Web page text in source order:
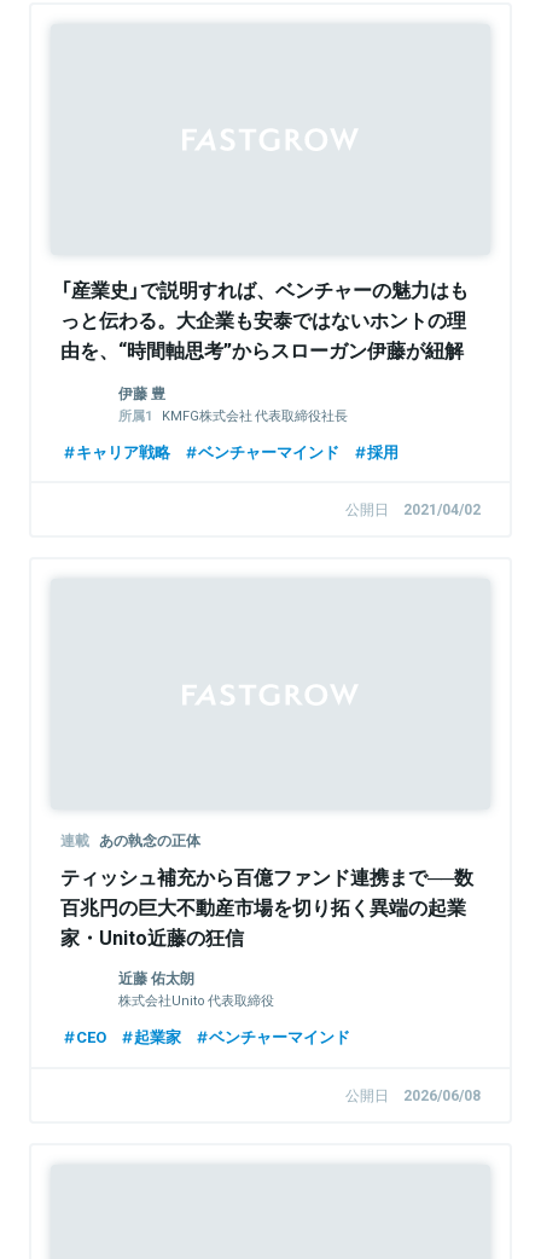
「産業史」で説明すれば、ベンチャーの魅力はも
っと伝わる。大企業も安泰ではないホントの理
由を、“時間軸思考”からスローガン伊藤が紐解
伊藤 豊
KMFG株式会社 代表取締役社長
一般財団法人ルビ財団 代表理事
キャリア戦略 ベンチャーマインド 採用
公開日 2021/04/02
連載 あの執念の正体
ティッシュ補充から百億ファンド連携まで──数
百兆円の巨大不動産市場を切り拓く異端の起業
家・Unito近藤の狂信
近藤 佑太朗
株式会社Unito 代表取締役
CEO 起業家 ベンチャーマインド
公開日 2026/06/08